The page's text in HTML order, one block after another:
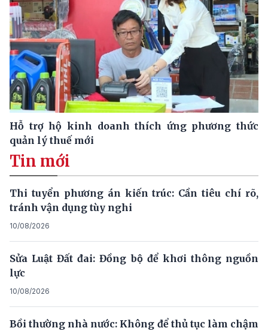
Hỗ trợ hộ kinh doanh thích ứng phương thức
quản lý thuế mới
Tin mới
Thi tuyển phương án kiến trúc: Cần tiêu chí rõ,
tránh vận dụng tùy nghi
10/08/2026
Sửa Luật Đất đai: Đồng bộ để khơi thông nguồn
lực
10/08/2026
Bồi thường nhà nước: Không để thủ tục làm chậm